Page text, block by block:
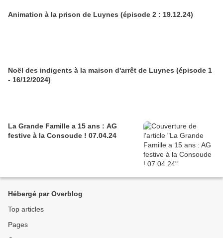
Animation à la prison de Luynes (épisode 2 : 19.12.24)
Noël des indigents à la maison d'arrêt de Luynes (épisode 1
- 16/12/2024)
La Grande Famille a 15 ans : AG
festive à la Consoude ! 07.04.24
Hébergé par Overblog
Top articles
Pages